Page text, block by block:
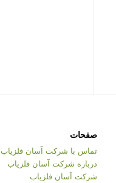
صفحات
تماس با شرکت آسان فلزیاب
درباره شرکت آسان فلزیاب
شرکت آسان فلزیاب